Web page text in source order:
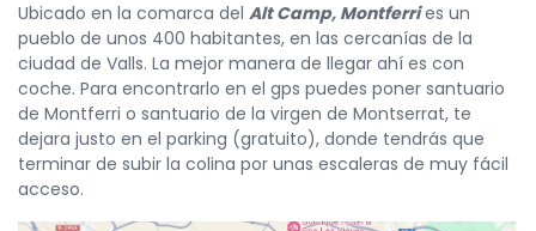
Ubicado en la comarca del Alt Camp, Montferries un
pueblo de unos 400 habitantes, en las cercanías de la
ciudad de Valls. La mejor manera de llegar ahí es con
coche. Para encontrarlo en el gps puedes poner santuario
de Montferri o santuario de la virgen de Montserrat, te
dejara justo en el parking (gratuito), donde tendrás que
terminar de subir la colina por unas escaleras de muy fácil
acceso.